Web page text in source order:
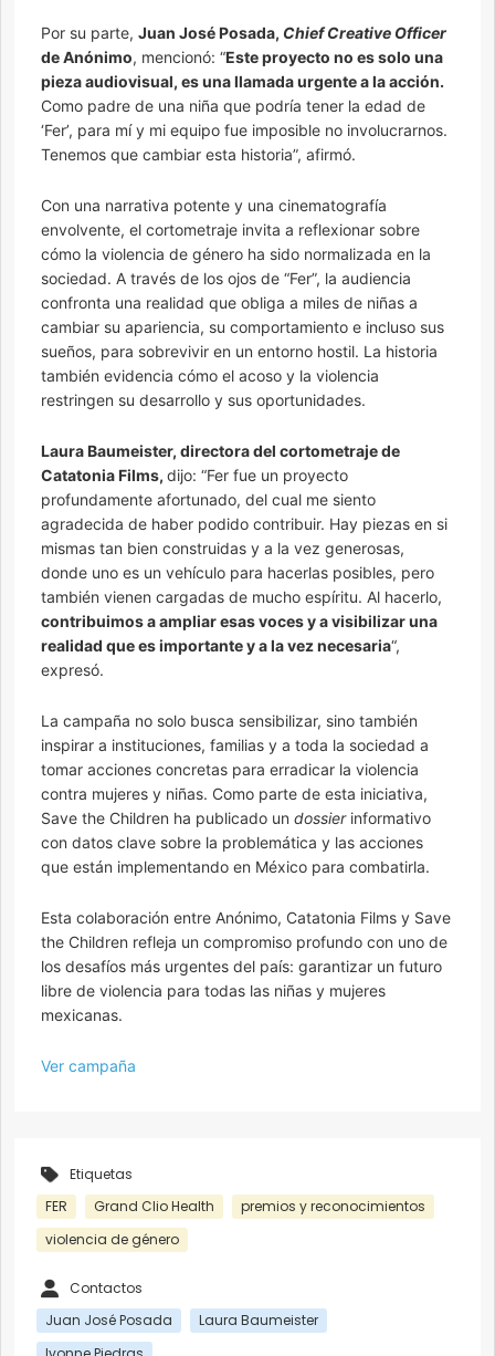
Por su parte, Juan José Posada, Chief Creative Officer
de Anónimo, mencionó: “Este proyecto no es solo una
pieza audiovisual, es una llamada urgente a la acción.
Como padre de una niña que podría tener la edad de
‘Fer’, para mí y mi equipo fue imposible no involucrarnos.
Tenemos que cambiar esta historia”, afirmó.
Con una narrativa potente y una cinematografía
envolvente, el cortometraje invita a reflexionar sobre
cómo la violencia de género ha sido normalizada en la
sociedad. A través de los ojos de “Fer”, la audiencia
confronta una realidad que obliga a miles de niñas a
cambiar su apariencia, su comportamiento e incluso sus
sueños, para sobrevivir en un entorno hostil. La historia
también evidencia cómo el acoso y la violencia
restringen su desarrollo y sus oportunidades.
Laura Baumeister, directora del cortometraje de
Catatonia Films, dijo: “Fer fue un proyecto
profundamente afortunado, del cual me siento
agradecida de haber podido contribuir. Hay piezas en si
mismas tan bien construidas y a la vez generosas,
donde uno es un vehículo para hacerlas posibles, pero
también vienen cargadas de mucho espíritu. Al hacerlo,
contribuimos a ampliar esas voces y a visibilizar una
realidad que es importante y a la vez necesaria“,
expresó.
La campaña no solo busca sensibilizar, sino también
inspirar a instituciones, familias y a toda la sociedad a
tomar acciones concretas para erradicar la violencia
contra mujeres y niñas. Como parte de esta iniciativa,
Save the Children ha publicado un dossierinformativo
con datos clave sobre la problemática y las acciones
que están implementando en México para combatirla.
Esta colaboración entre Anónimo, Catatonia Films y Save
the Children refleja un compromiso profundo con uno de
los desafíos más urgentes del país: garantizar un futuro
libre de violencia para todas las niñas y mujeres
mexicanas.
Ver campaña
Etiquetas
FER
Grand Clio Health
premios y reconocimientos
violencia de género
Contactos
Juan José Posada
Laura Baumeister